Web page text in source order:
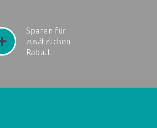
Sparen für
zusätzlichen
Rabatt